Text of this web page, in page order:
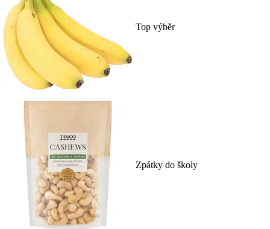
Top výběr
Zpátky do školy